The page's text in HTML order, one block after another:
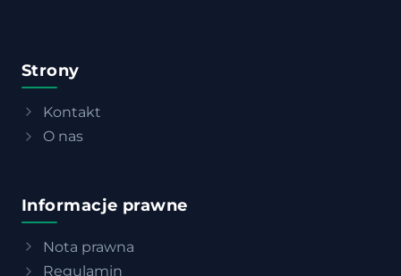
Strony
Kontakt
O nas
Informacje prawne
Nota prawna
Regulamin